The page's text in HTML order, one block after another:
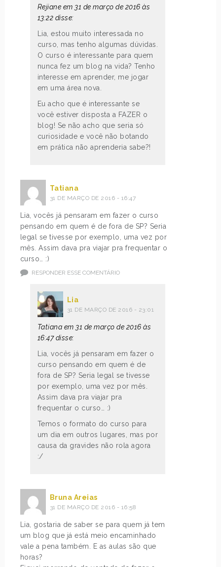
Rejiane em 31 de março de 2016 às
13:22 disse:
Lia, estou muito interessada no
curso, mas tenho algumas dúvidas.
O curso é interessante para quem
nunca fez um blog na vida? Tenho
interesse em aprender, me jogar
em uma área nova.
Eu acho que é interessante se
você estiver disposta a FAZER o
blog! Se não acho que seria só
curiosidade e você não botando
em prática não aprenderia sabe?!
Tatiana
31 DE MARÇO DE 2016 - 16:47
Lia, vocês já pensaram em fazer o curso
pensando em quem é de fora de SP? Seria
legal se tivesse por exemplo, uma vez por
mês. Assim dava pra viajar pra frequentar o
curso… :)
RESPONDER ESSE COMENTÁRIO
Lia
31 DE MARÇO DE 2016 - 23:01
Tatiana em 31 de março de 2016 às
16:47 disse:
Lia, vocês já pensaram em fazer o
curso pensando em quem é de
fora de SP? Seria legal se tivesse
por exemplo, uma vez por mês.
Assim dava pra viajar pra
frequentar o curso… :)
Temos o formato do curso para
um dia em outros lugares, mas por
causa da gravides não rola agora
:/
Bruna Areias
31 DE MARÇO DE 2016 - 16:58
Lia, gostaria de saber se para quem já tem
um blog que já está meio encaminhado
vale a pena também. E as aulas são que
horas?